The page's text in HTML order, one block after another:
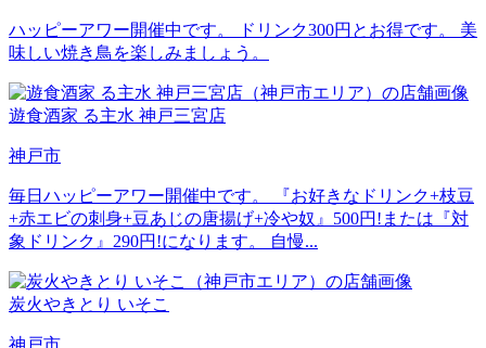
ハッピーアワー開催中です。 ドリンク300円とお得です。 美
味しい焼き鳥を楽しみましょう。
遊食酒家 る主水 神戸三宮店
神戸市
毎日ハッピーアワー開催中です。 『お好きなドリンク+枝豆
+赤エビの刺身+豆あじの唐揚げ+冷や奴』500円!または『対
象ドリンク』290円!になります。 自慢...
炭火やきとり いそこ
神戸市